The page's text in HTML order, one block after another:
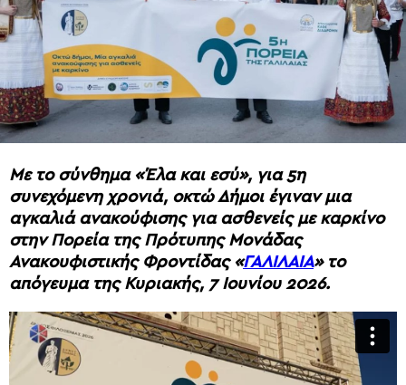
Με το σύνθημα «Έλα και εσύ», για 5η
συνεχόμενη χρονιά, οκτώ Δήμοι έγιναν μια
αγκαλιά ανακούφισης για ασθενείς με καρκίνο
στην Πορεία της Πρότυπης Μονάδας
Ανακουφιστικής Φροντίδας «ΓΑΛΙΛΑΙΑ» το
απόγευμα της Κυριακής, 7 Ιουνίου 2026.